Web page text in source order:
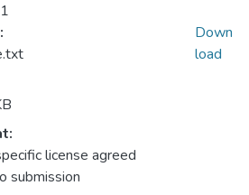
license agreed
submission
Down
load